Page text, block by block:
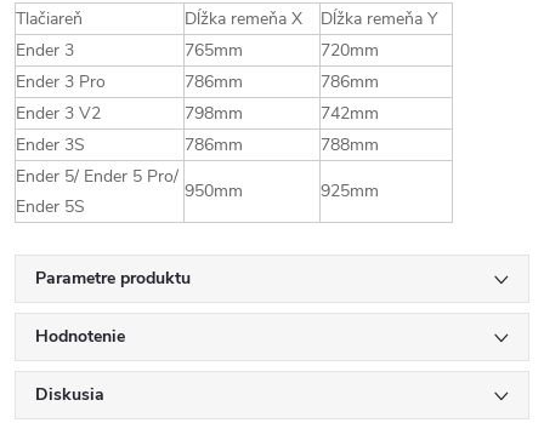
Tlačiareň Dĺžka remeňa X
Dĺžka remeňa Y
Ender 3
765mm
720mm
Ender 3 Pro
786mm
786mm
Ender 3 V2
798mm
742mm
Ender 3S
786mm
788mm
Ender 5/ Ender 5 Pro/
Ender 5S
950mm 925mm
Parametre produktu
Hodnotenie
Diskusia